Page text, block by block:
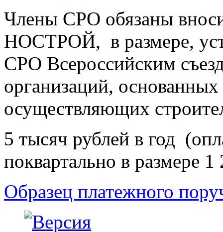
Члены СРО обязаны
НОСТРОЙ, в размере,
СРО Всероссийским
организаций,
осуществляющих
5 тысяч рублей в год
поквартально в размере
Образец платежного